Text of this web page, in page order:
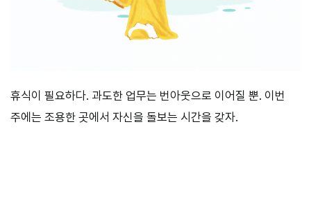
휴식이 필요하다. 과도한 업무는 번아웃으로 이어질 뿐. 이번
주에는 조용한 곳에서 자신을 돌보는 시간을 갖자.